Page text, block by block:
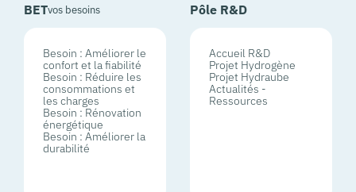
BETvos besoins
Besoin : Améliorer le
confort et la fiabilité
Besoin : Réduire les
consommations et
les charges
Besoin : Rénovation
énergétique
Besoin : Améliorer la
durabilité
Pôle R&D
Accueil R&D
Projet Hydrogène
Projet Hydraube
Actualités -
Ressources